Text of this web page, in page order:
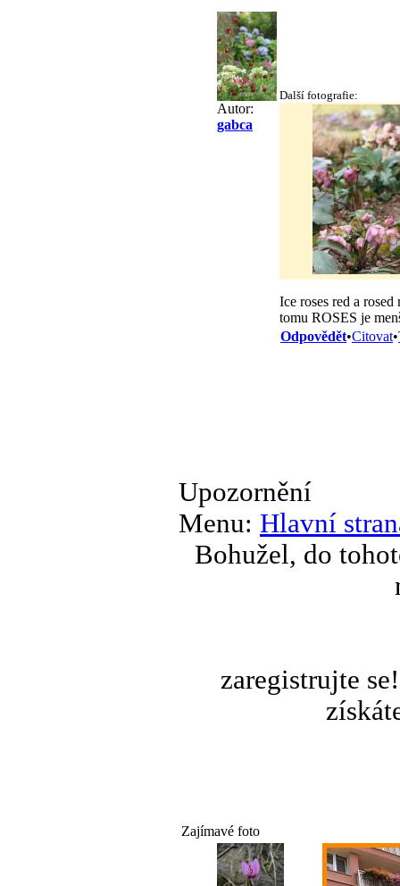
Autor:
gabca
Další fotografie:
Ice roses red a
tomu ROSES je
Odpovědět•Citovat•
Upozornění
Menu: Hlavní
Bohužel, do
zaregistrujte
Zajímavé foto